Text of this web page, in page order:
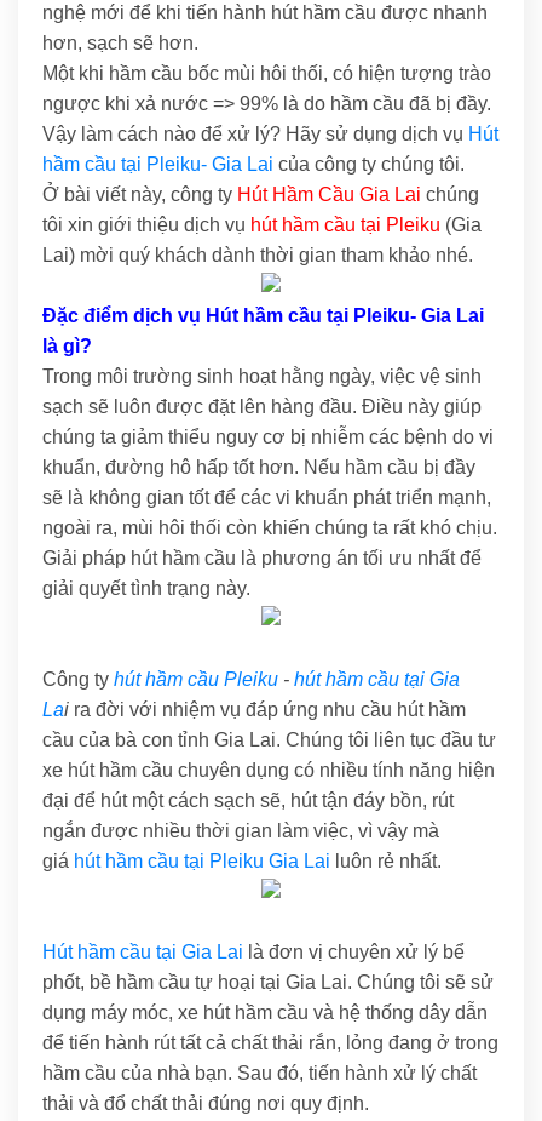
nghệ mới để khi tiến hành hút hầm cầu được nhanh
hơn, sạch sẽ hơn.
Một khi hầm cầu bốc mùi hôi thối, có hiện tượng trào
ngược khi xả nước => 99% là do hầm cầu đã bị đầy.
Vậy làm cách nào để xử lý? Hãy sử dụng dịch vụ Hút
hầm cầu tại Pleiku- Gia Lai của công ty chúng tôi.
Ở bài viết này, công ty Hút Hầm Cầu Gia Lai chúng
tôi xin giới thiệu dịch vụ hút hầm cầu tại Pleiku (Gia
Lai) mời quý khách dành thời gian tham khảo nhé.
Đặc điểm dịch vụ Hút hầm cầu tại Pleiku- Gia Lai
là gì?
Trong môi trường sinh hoạt hằng ngày, việc vệ sinh
sạch sẽ luôn được đặt lên hàng đầu. Điều này giúp
chúng ta giảm thiểu nguy cơ bị nhiễm các bệnh do vi
khuẩn, đường hô hấp tốt hơn. Nếu hầm cầu bị đầy
sẽ là không gian tốt để các vi khuẩn phát triển mạnh,
ngoài ra, mùi hôi thối còn khiến chúng ta rất khó chịu.
Giải pháp hút hầm cầu là phương án tối ưu nhất để
giải quyết tình trạng này.
Công ty hút hầm cầu Pleiku - hút hầm cầu tại Gia
Lai ra đời với nhiệm vụ đáp ứng nhu cầu hút hầm
cầu của bà con tỉnh Gia Lai. Chúng tôi liên tục đầu tư
xe hút hầm cầu chuyên dụng có nhiều tính năng hiện
đại để hút một cách sạch sẽ, hút tận đáy bồn, rút
ngắn được nhiều thời gian làm việc, vì vậy mà
giá hút hầm cầu tại Pleiku Gia Lai luôn rẻ nhất.
Hút hầm cầu tại Gia Lai là đơn vị chuyên xử lý bể
phốt, bề hầm cầu tự hoại tại Gia Lai. Chúng tôi sẽ sử
dụng máy móc, xe hút hầm cầu và hệ thống dây dẫn
để tiến hành rút tất cả chất thải rắn, lỏng đang ở trong
hầm cầu của nhà bạn. Sau đó, tiến hành xử lý chất
thải và đổ chất thải đúng nơi quy định.